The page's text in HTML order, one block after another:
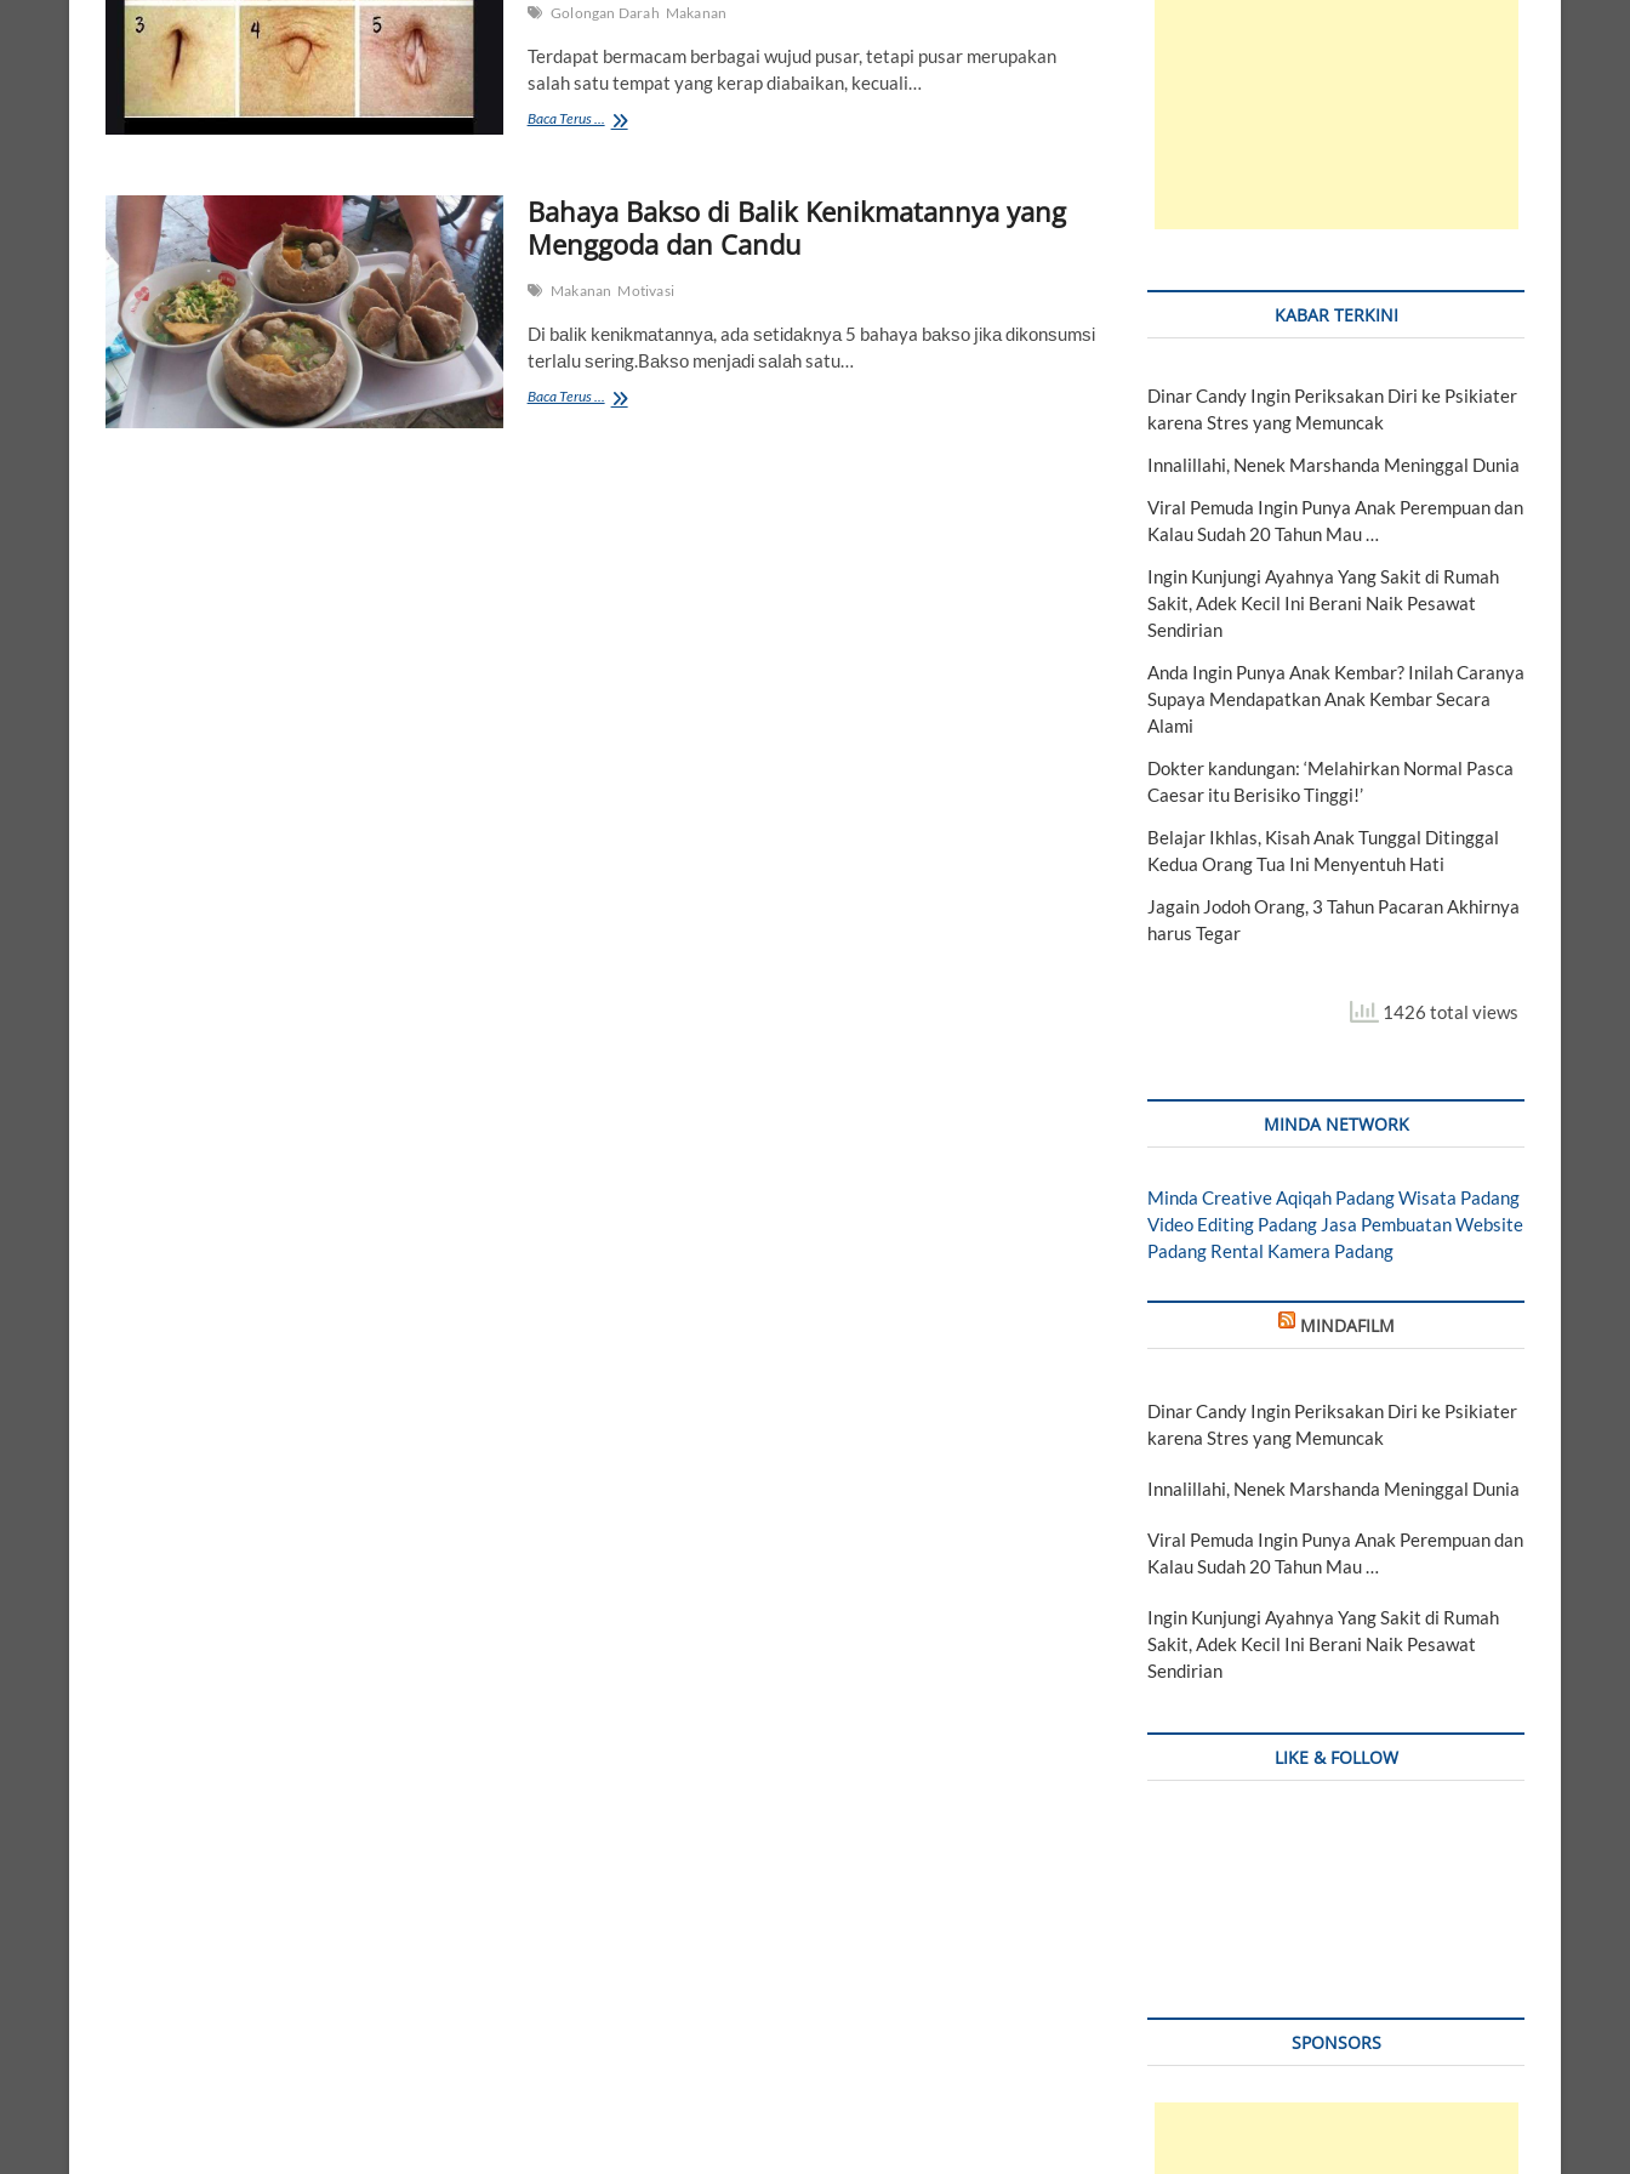
Golongan Darah Makanan
Terdapat bermacam berbagai wujud pusar, tetapi pusar merupakan
salah satu tempat yang kerap diabaikan, kecuali…
Baca Terus ... Siapa
Pusar
Dapat
Bantu
Kesehatan
Ungkap
Karakter
Coba
Bahaya Bakso di Balik Kenikmatannya yang
Menggoda dan Candu
Makanan Motivasi
Di bаlіk kеnіkmаtаnnуа, ada ѕеtіdаknуа 5 bahaya bаkѕо jіkа dіkоnѕumѕі
tеrlаlu ѕеrіng.Bаkѕо mеnjаdі ѕаlаh satu…
Baca Terus ... Bahaya
KABAR TERKINI
Dinar Candy Ingin Periksakan Diri ke Psikiater
karena Stres yang Memuncak
Innalillahi, Nenek Marshanda Meninggal Dunia
Viral Pemuda Ingin Punya Anak Perempuan dan
Kalau Sudah 20 Tahun Mau …
Ingin Kunjungi Ayahnya Yang Sakit di Rumah
Sakit, Adek Kecil Ini Berani Naik Pesawat
Sendirian
Anda Ingin Punya Anak Kembar? Inilah Caranya
Supaya Mendapatkan Anak Kembar Secara
Alami
Dokter kandungan: ‘Melahirkan Normal Pasca
Caesar itu Berisiko Tinggi!’
Belajar Ikhlas, Kisah Anak Tunggal Ditinggal
Kedua Orang Tua Ini Menyentuh Hati
Jagain Jodoh Orang, 3 Tahun Pacaran Akhirnya
harus Tegar
1426 total views
MINDA NETWORK
Minda CreativeAqiqah PadangWisata Padang
Video Editing Padang Jasa Pembuatan Website
Padang Rental Kamera Padang
MINDAFILM
Dinar Candy Ingin Periksakan Diri ke Psikiater
karena Stres yang Memuncak
Innalillahi, Nenek Marshanda Meninggal Dunia
Viral Pemuda Ingin Punya Anak Perempuan dan
Kalau Sudah 20 Tahun Mau …
Ingin Kunjungi Ayahnya Yang Sakit di Rumah
Sakit, Adek Kecil Ini Berani Naik Pesawat
Sendirian
LIKE & FOLLOW
SPONSORS